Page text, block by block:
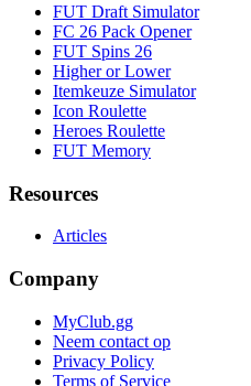
FUT Draft Simulator
FC 26 Pack Opener
FUT Spins 26
Higher or Lower
Itemkeuze Simulator
Icon Roulette
Heroes Roulette
FUT Memory
Resources
Articles
Company
MyClub.gg
Neem contact op
Privacy Policy
Terms of Service